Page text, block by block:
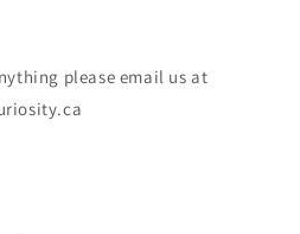
please email us at